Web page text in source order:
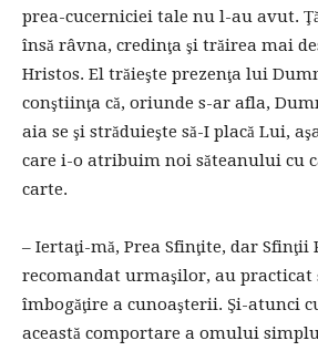
prea-cucerniciei tale nu l-au avut.
însă râvna, credinţa şi trăirea mai
Hristos. El trăieşte prezenţa lui
conştiinţa că, oriunde s-ar afla,
aia se şi străduieşte să-I placă Lui,
care i-o atribuim noi săteanului cu
carte.
– Iertaţi-mă, Prea Sfinţite, dar Sfinţii
recomandat urmaşilor, au practicat
îmbogăţire a cunoaşterii. Şi-atunci
această comportare a omului